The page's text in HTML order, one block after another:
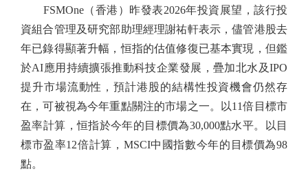
FSMOne（香港）昨發表2026年投資展望，該行投
資組合管理及研究部助理經理謝祐軒表示，儘管港股去
年已錄得顯著升幅，恒指的估值修復已基本實現，但鑑
於AI應用持續擴張推動科技企業發展，疊加北水及IPO
提升市場流動性，預計港股的結構性投資機會仍然存
在，可被視為今年重點關注的市場之一。以11倍目標市
盈率計算，恒指於今年的目標價為30,000點水平。以目
標市盈率12倍計算，MSCI中國指數今年的目標價為98
點。